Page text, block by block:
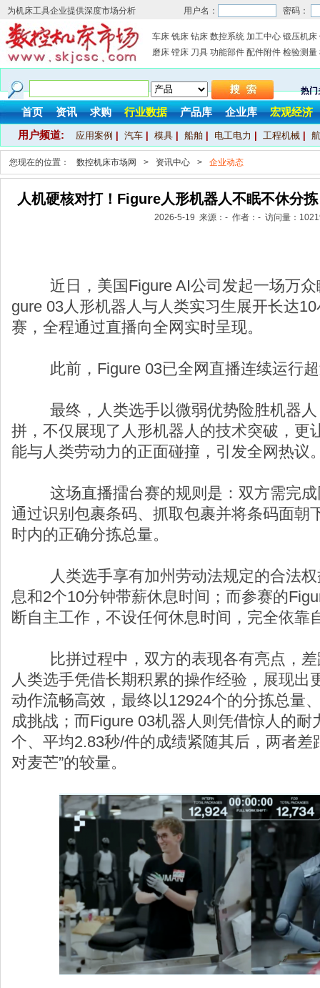
为机床工具企业提供深度市场分析 用户名： 密码：
车床 铣床 钻床 数控系统 加工中心 锻压机床
磨床 镗床 刀具 功能部件 配件附件 检验测量
热门
首页 资讯 求购 行业数据 产品库 企业库 宏观经济
用户频道: 应用案例 汽车 模具 船舶 电工电力 工程机械
您现在的位置： 数控机床市场网 > 资讯中心 > 企业动态
人机硬核对打！Figure人形机器人不眠不休分
2026-5-19 来源：- 作者：- 访问量：
近日，美国Figure AI公司发起一场万众
gure 03人形机器人与人类实习生展开长达
赛，全程通过直播向全网实时呈现。
此前，Figure 03已全网直播连续运行超
最终，人类选手以微弱优势险胜机器人
拼，不仅展现了人形机器人的技术突破，更
能与人类劳动力的正面碰撞，引发全网热议
这场直播擂台赛的规则是：双方需完成
通过识别包裹条码、抓取包裹并将条码面朝
时内的正确分拣总量。
人类选手享有加州劳动法规定的合法权
息和2个10分钟带薪休息时间；而参赛的
断自主工作，不设任何休息时间，完全依靠
比拼过程中，双方的表现各有亮点，差
人类选手凭借长期积累的操作经验，展现出
动作流畅高效，最终以12924个的分拣总量
成挑战；而Figure 03机器人则凭借惊人的耐
个、平均2.83秒/件的成绩紧随其后，两者差
对麦芒”的较量。